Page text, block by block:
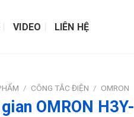
VIDEO LIÊN HỆ
/ CÔNG TẮC ĐIỆN / OMRON
OMRON H3Y-